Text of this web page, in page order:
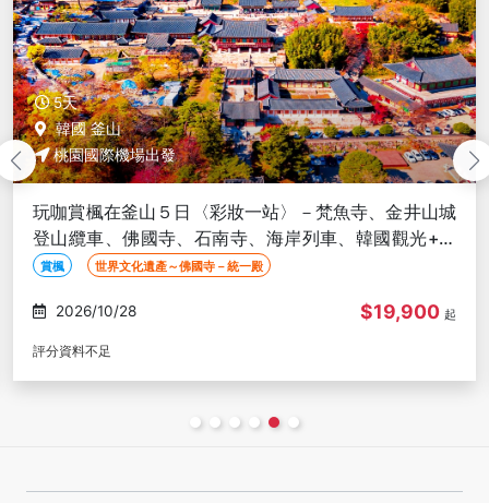
5天
韓國 釜山
桃園國際機場出發
楓迷精彩釜山5日〈彩妝一站〉-伽耶山、紅流洞溪谷、
金井山城纜車、海岸列車、海景汗蒸幕、韓屋咖啡廳、
隱藏版海鮮美食
賞楓 世界文化遺產 海印寺藏經板殿
2026/10/29 $19,900 起
評分資料不足